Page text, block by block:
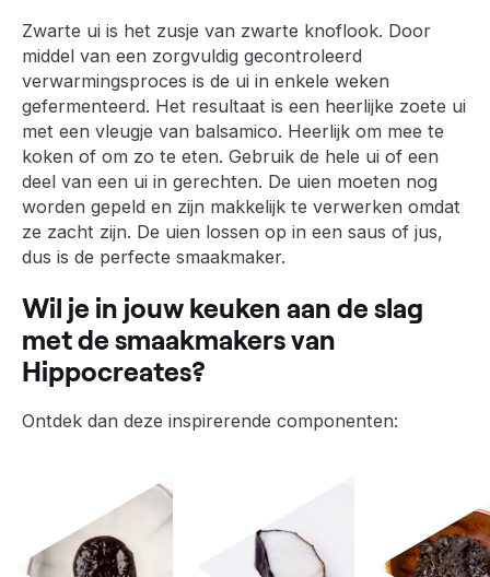
Zwarte ui is het zusje van zwarte knoflook. Door
middel van een zorgvuldig gecontroleerd
verwarmingsproces is de ui in enkele weken
gefermenteerd. Het resultaat is een heerlijke zoete ui
met een vleugje van balsamico. Heerlijk om mee te
koken of om zo te eten. Gebruik de hele ui of een
deel van een ui in gerechten. De uien moeten nog
worden gepeld en zijn makkelijk te verwerken omdat
ze zacht zijn. De uien lossen op in een saus of jus,
dus is de perfecte smaakmaker.
Wil je in jouw keuken aan de slag
met de smaakmakers van
Hippocreates?
Ontdek dan deze inspirerende componenten: